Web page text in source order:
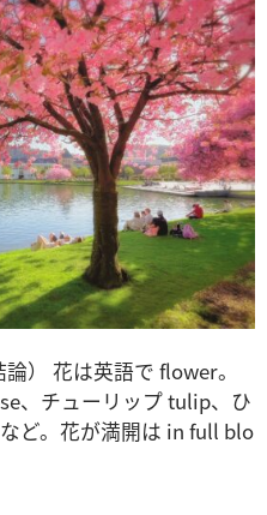
） 花は英語で flower。
、チューリップ tulip、ひ
ど。花が満開は in full blo